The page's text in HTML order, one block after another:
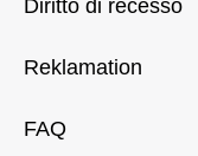
Diritto di recesso
Reklamation
FAQ